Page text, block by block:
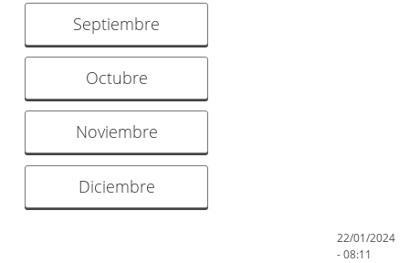
Septiembre
Octubre
Noviembre
Diciembre
22/01/2024
- 08:11